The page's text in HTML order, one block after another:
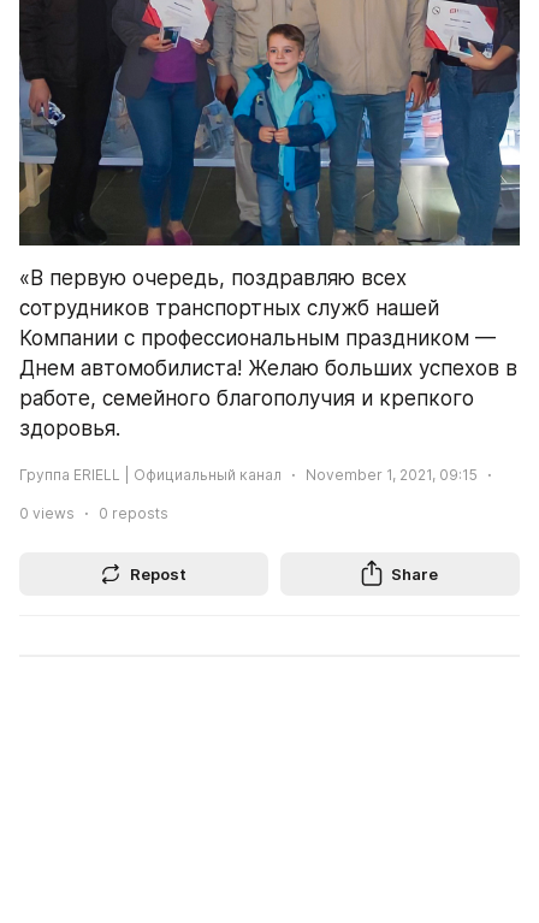
«В первую очередь, поздравляю всех
сотрудников транспортных служб нашей
Компании с профессиональным праздником —
Днем автомобилиста! Желаю больших успехов в
работе, семейного благополучия и крепкого
здоровья.
Группа ERIELL | Официальный канал November 1, 2021, 09:15
0 views 0 reposts
Repost Share